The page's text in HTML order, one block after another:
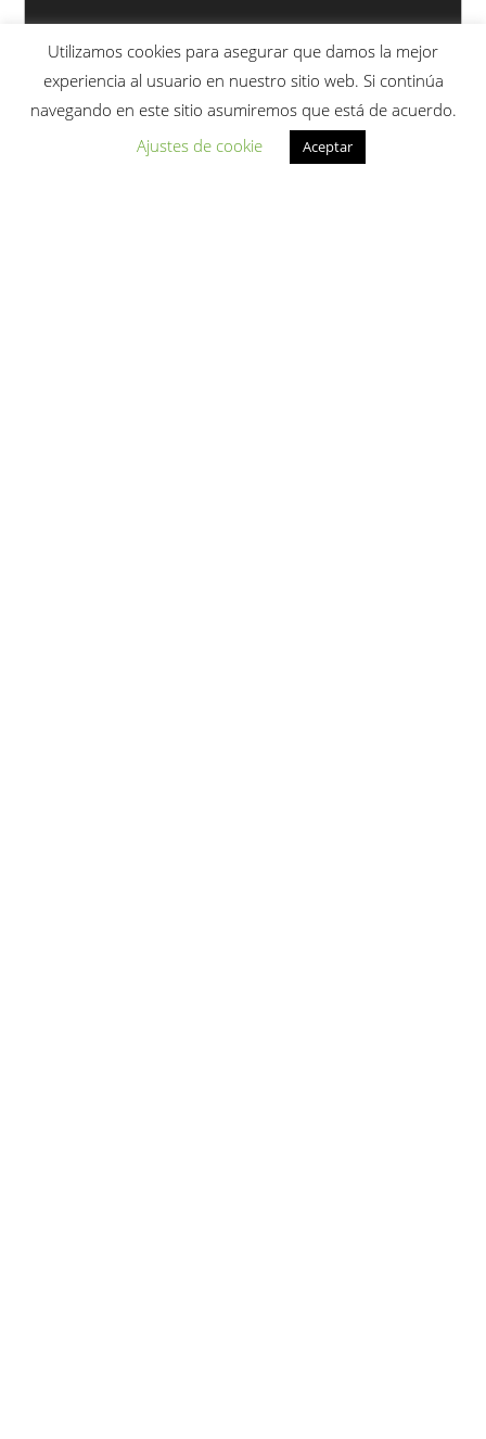
Utilizamos cookies para asegurar que damos la mejor
experiencia al usuario en nuestro sitio web. Si continúa
navegando en este sitio asumiremos que está de acuerdo.
Ajustes de cookie
Aceptar